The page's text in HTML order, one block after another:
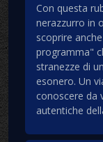
Con questa
nerazzurro in
scoprire
programma"
stranezze di
esonero. Un
conoscere da
autentiche